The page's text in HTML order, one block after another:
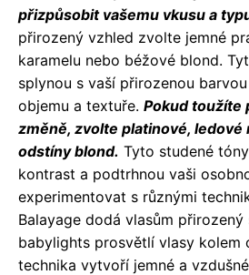
přizpůsobit vašemu vkusu a
přirozený vzhled zvolte jemné
karamelu nebo béžové blond.
splynou s vaší přirozenou
objemu a textuře. Pokud toužíte
změně, zvolte platinové, ledové
odstíny blond. Tyto studené
kontrast a podtrhnou vaši
experimentovat s různými
Balayage dodá vlasům
babylights prosvětlí vlasy kolem
technika vytvoří jemné a